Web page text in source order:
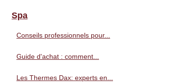
Spa
Conseils professionnels pour...
Guide d'achat : comment...
Les Thermes Dax: experts en...